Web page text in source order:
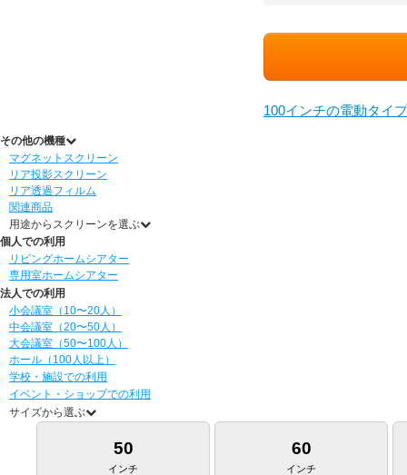
100インチの電動タイ
その他の機種
マグネットスクリーン
リア投影スクリーン
リア透過フィルム
関連商品
用途からスクリーンを選ぶ
個人での利用
リビングホームシアター
専用室ホームシアター
法人での利用
小会議室（10〜20人）
中会議室（20〜50人）
大会議室（50〜100人）
ホール（100人以上）
学校・施設での利用
イベント・ショップでの利用
サイズから選ぶ
50
インチ
60
インチ